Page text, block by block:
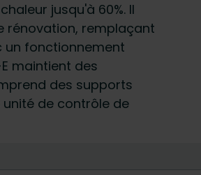
jusqu'à 60%. Il
rénovation, remplaçant
un fonctionnement
maintient des
des supports
de contrôle de